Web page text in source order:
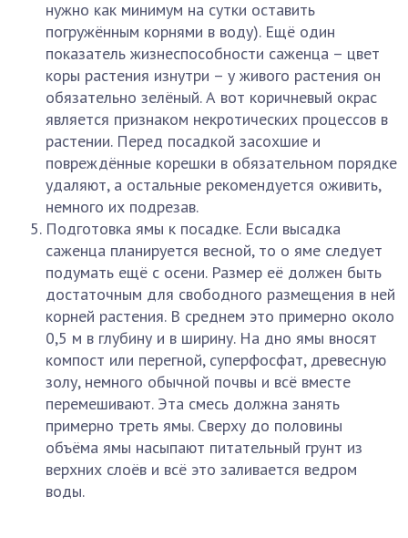
нужно как минимум на сутки оставить
погружённым корнями в воду). Ещё один
показатель жизнеспособности саженца – цвет
коры растения изнутри – у живого растения он
обязательно зелёный. А вот коричневый окрас
является признаком некротических процессов в
растении. Перед посадкой засохшие и
повреждённые корешки в обязательном порядке
удаляют, а остальные рекомендуется оживить,
немного их подрезав.
Подготовка ямы к посадке. Если высадка
саженца планируется весной, то о яме следует
подумать ещё с осени. Размер её должен быть
достаточным для свободного размещения в ней
корней растения. В среднем это примерно около
0,5 м в глубину и в ширину. На дно ямы вносят
компост или перегной, суперфосфат, древесную
золу, немного обычной почвы и всё вместе
перемешивают. Эта смесь должна занять
примерно треть ямы. Сверху до половины
объёма ямы насыпают питательный грунт из
верхних слоёв и всё это заливается ведром
воды.